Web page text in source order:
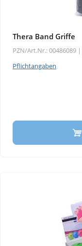
Thera Band Griffe
PZN/Art.Nr.: 00486089 |
Pflichtangaben